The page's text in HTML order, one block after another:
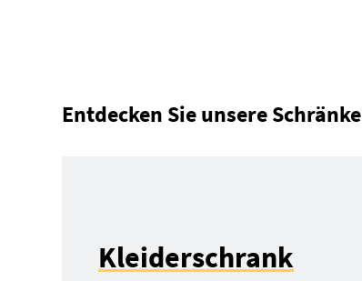
Entdecken Sie unsere Schränke
Kleiderschrank